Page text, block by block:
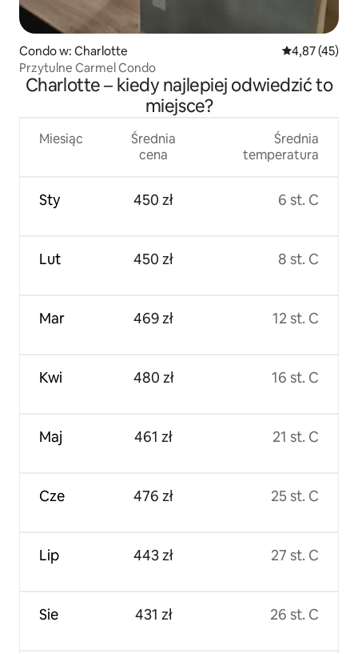
Condo w: Charlotte Średnia
4,87 (45)
Przytulne Carmel Condo
Charlotte – kiedy najlepiej odwiedzić to
miejsce?
Miesiąc
Sty
Lut
Mar
Kwi
Maj
Cze
Lip
Sie
Średnia
cena
450 zł
450 zł
469 zł
480 zł
461 zł
476 zł
443 zł
431 zł
Średnia
temperatura
6 st. C
8 st. C
12 st. C
16 st. C
21 st. C
25 st. C
27 st. C
26 st. C